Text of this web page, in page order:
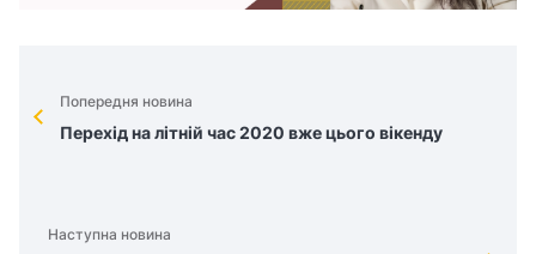
Попередня новина
Перехід на літній час 2020 вже цього вікенду
Наступна новина